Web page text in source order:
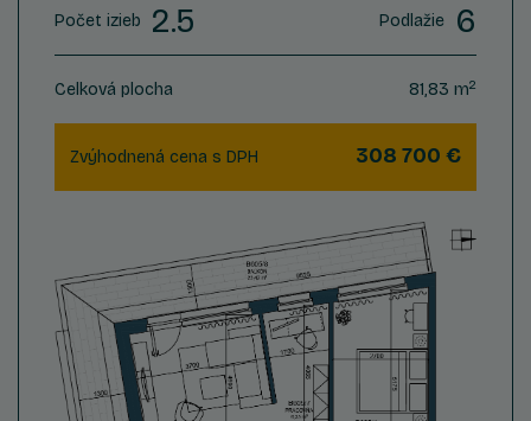
Počet izieb 2.5 Podlažie 6
Celková plocha 81,83 m2
Zvýhodnená cena s DPH 308 700 €